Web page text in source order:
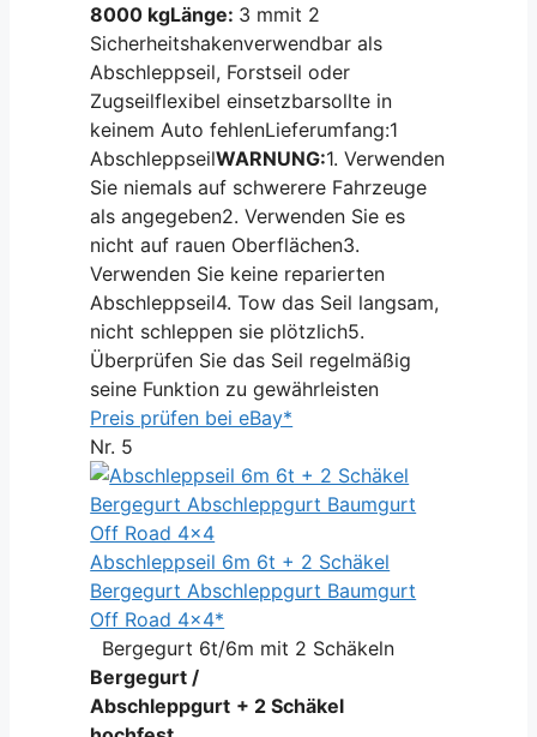
8000 kgLänge: 3 mmit 2
Sicherheitshakenverwendbar als
Abschleppseil, Forstseil oder
Zugseilflexibel einsetzbarsollte in
keinem Auto fehlenLieferumfang:1
AbschleppseilWARNUNG:1. Verwenden
Sie niemals auf schwerere Fahrzeuge
als angegeben2. Verwenden Sie es
nicht auf rauen Oberflächen3.
Verwenden Sie keine reparierten
Abschleppseil4. Tow das Seil langsam,
nicht schleppen sie plötzlich5.
Überprüfen Sie das Seil regelmäßig
seine Funktion zu gewährleisten
Preis prüfen bei eBay*
Nr. 5
Abschleppseil 6m 6t + 2 Schäkel
Bergegurt Abschleppgurt Baumgurt
Off Road 4x4*
Bergegurt 6t/6m mit 2 Schäkeln
Bergegurt /
Abschleppgurt + 2 Schäkel